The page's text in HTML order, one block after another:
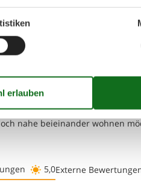
zu finden.
nahe beieinander wohnen
5,0Externe